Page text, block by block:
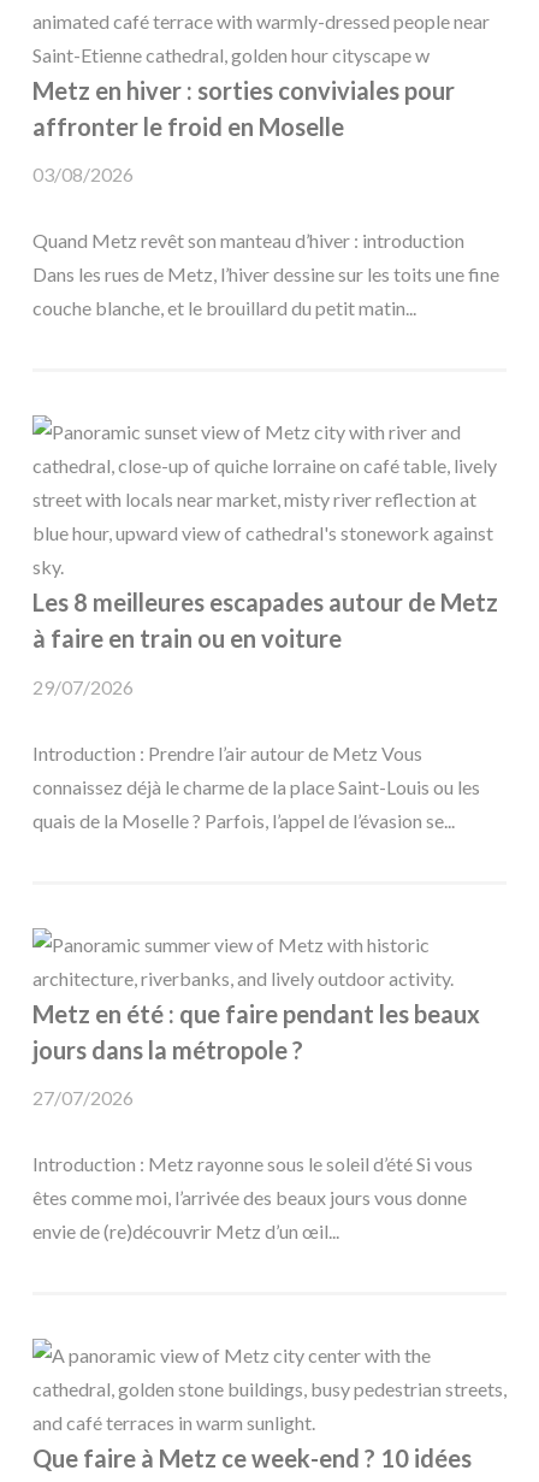
Metz en hiver : sorties conviviales pour
affronter le froid en Moselle
03/08/2026
Quand Metz revêt son manteau d’hiver : introduction
Dans les rues de Metz, l’hiver dessine sur les toits une fine
couche blanche, et le brouillard du petit matin...
Les 8 meilleures escapades autour de Metz
à faire en train ou en voiture
29/07/2026
Introduction : Prendre l’air autour de Metz Vous
connaissez déjà le charme de la place Saint-Louis ou les
quais de la Moselle ? Parfois, l’appel de l’évasion se...
Metz en été : que faire pendant les beaux
jours dans la métropole ?
27/07/2026
Introduction : Metz rayonne sous le soleil d’été Si vous
êtes comme moi, l’arrivée des beaux jours vous donne
envie de (re)découvrir Metz d’un œil...
Que faire à Metz ce week-end ? 10 idées